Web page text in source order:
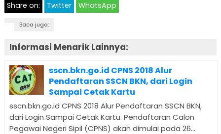
Share on: Twitter WhatsApp
Baca juga:
Informasi Menarik Lainnya:
sscn.bkn.go.id CPNS 2018 Alur
Pendaftaran SSCN BKN, dari Login
Sampai Cetak Kartu
sscn.bkn.go.id CPNS 2018 Alur Pendaftaran SSCN BKN,
dari Login Sampai Cetak Kartu. Pendaftaran Calon
Pegawai Negeri Sipil (CPNS) akan dimulai pada 26...